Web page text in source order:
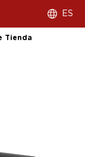
ES
Tienda